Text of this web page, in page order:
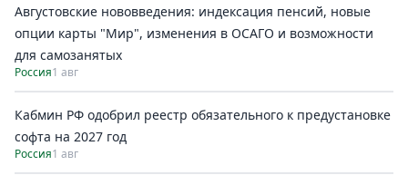
Августовские нововведения: индексация пенсий, новые
опции карты "Мир", изменения в ОСАГО и возможности
для самозанятых
Россия1 авг
Кабмин РФ одобрил реестр обязательного к предустановке
софта на 2027 год
Россия1 авг